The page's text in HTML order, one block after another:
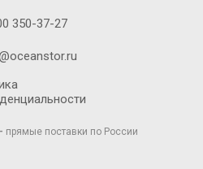
- прямые поставки по России
350-37-27